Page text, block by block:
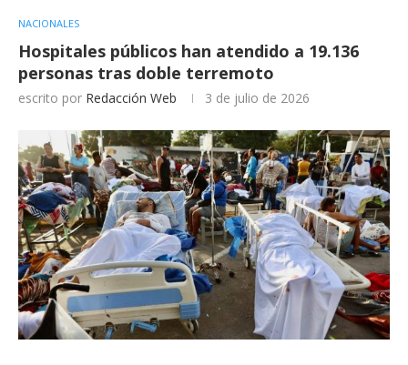
NACIONALES
Hospitales públicos han atendido a 19.136
personas tras doble terremoto
escrito por Redacción Web 3 de julio de 2026